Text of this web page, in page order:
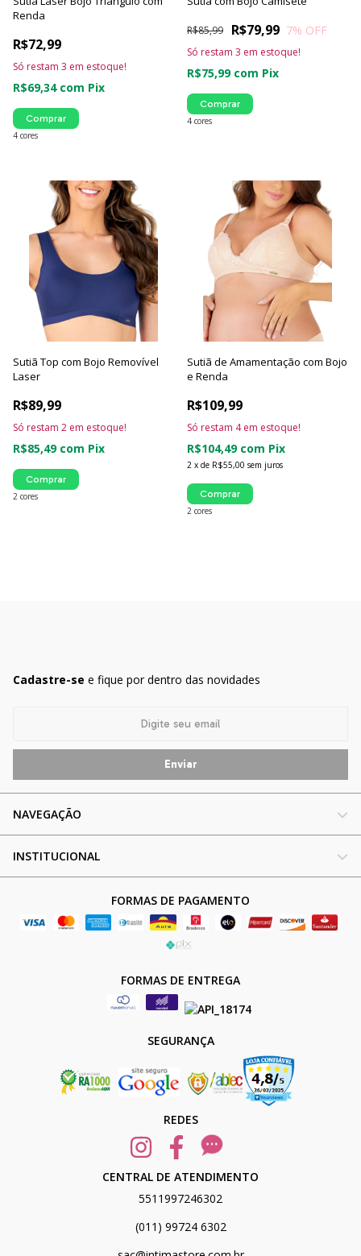
Renda
R$72,99
R$69,34 com Pix
Só restam 3 em estoque!
4 cores
Comprar
R$79,99
R$85,99 7% OFF
R$75,99 com Pix
Só restam 3 em estoque!
4 cores
Comprar
Sutiã Top com Bojo Removível
Laser
R$89,99
R$85,49 com Pix
Só restam 2 em estoque!
2 cores
Comprar
Sutiã de Amamentação com Bojo
e Renda
R$109,99
2 x de R$55,00 sem juros
R$104,49 com Pix
Só restam 4em estoque!
2 cores
Comprar
Cadastre-se e fique por dentro das novidades
NAVEGAÇÃO
INSTITUCIONAL
FORMAS DE PAGAMENTO
FORMAS DE ENTREGA
SEGURANÇA
REDES
CENTRAL DE ATENDIMENTO
5511997246302
(011) 99724 6302